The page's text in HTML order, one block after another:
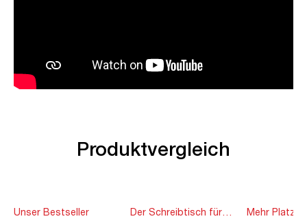
Produktvergleich
Unser Bestseller
Der Schreibtisch für
Mehr Platz